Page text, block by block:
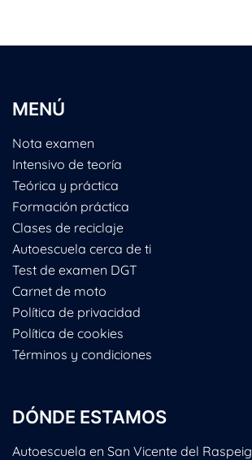
MENÚ
Nota examen
Intensivo de teoría
Teórica y práctica
Formación práctica
Clases de reciclaje
Autoescuela cerca de ti
Test de examen DGT
Carnet de moto
Política de privacidad
Política de cookies
Términos y condiciones
DÓNDE ESTAMOS
Autoescuela en San Vicente del Raspeig